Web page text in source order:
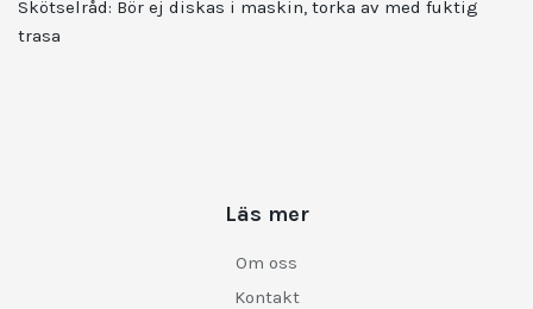
Skötselråd: Bör ej diskas i maskin, torka av med fuktig
trasa
Läs mer
Om oss
Kontakt